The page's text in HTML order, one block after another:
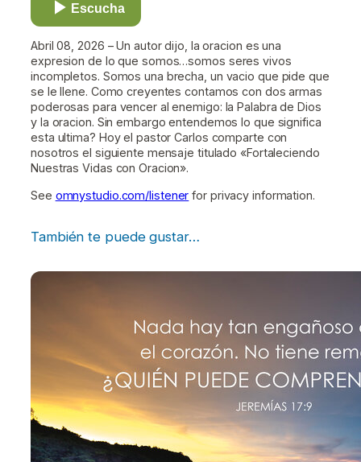
Escucha
Abril 08, 2026 – Un autor dijo, la oracion es una
expresion de lo que somos…somos seres vivos
incompletos. Somos una brecha, un vacio que pide que
se le llene. Como creyentes contamos con dos armas
poderosas para vencer al enemigo: la Palabra de Dios
y la oracion. Sin embargo entendemos lo que significa
esta ultima? Hoy el pastor Carlos comparte con
nosotros el siguiente mensaje titulado «Fortaleciendo
Nuestras Vidas con Oracion».
See omnystudio.com/listener for privacy information.
También te puede gustar…